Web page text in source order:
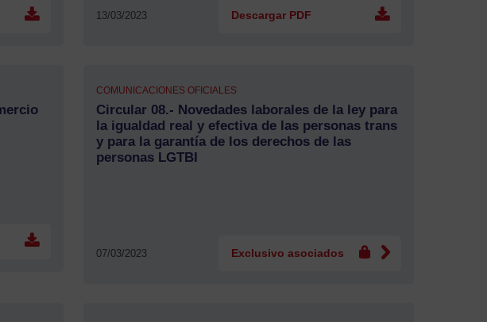
13/03/2023 Descargar PDF
COMUNICACIONES OFICIALES
Circular 08.- Novedades laborales de la ley para
la igualdad real y efectiva de las personas trans
y para la garantía de los derechos de las
personas LGTBI
07/03/2023 Exclusivo asociados